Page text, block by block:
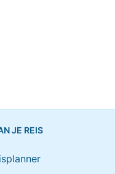
JE REIS